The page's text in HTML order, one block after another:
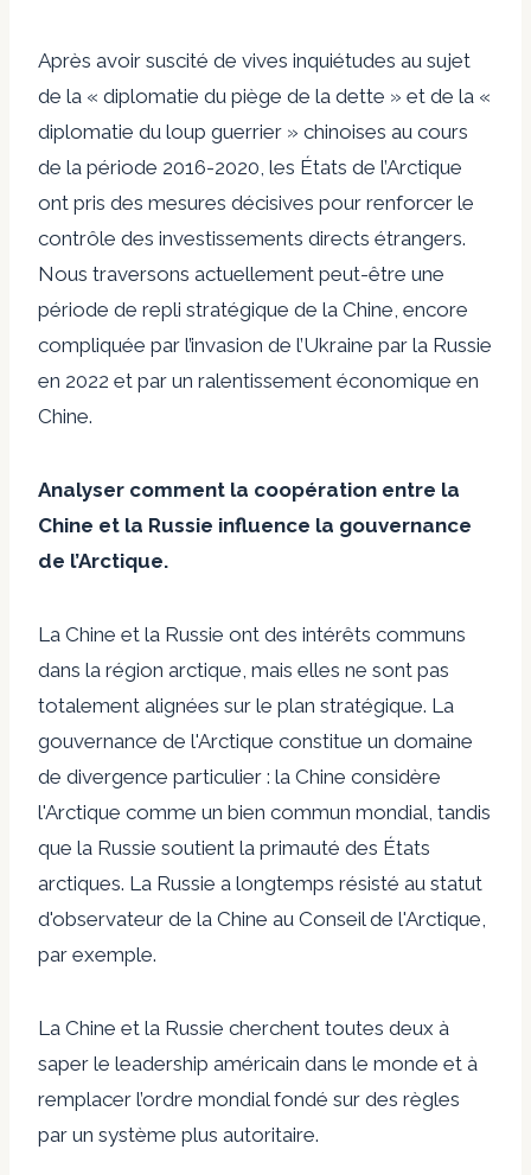
Après avoir suscité de vives inquiétudes au sujet
de la « diplomatie du piège de la dette » et de la «
diplomatie du loup guerrier » chinoises au cours
de la période 2016-2020, les États de l’Arctique
ont pris des mesures décisives pour renforcer le
contrôle des investissements directs étrangers.
Nous traversons actuellement peut-être une
période de repli stratégique de la Chine, encore
compliquée par l’invasion de l’Ukraine par la Russie
en 2022 et par un ralentissement économique en
Chine.
Analyser comment la coopération entre la
Chine et la Russie influence la gouvernance
de l’Arctique.
La Chine et la Russie ont des intérêts communs
dans la région arctique, mais elles ne sont pas
totalement alignées sur le plan stratégique. La
gouvernance de l'Arctique constitue un domaine
de divergence particulier : la Chine considère
l'Arctique comme un bien commun mondial, tandis
que la Russie soutient la primauté des États
arctiques. La Russie a longtemps résisté au statut
d'observateur de la Chine au Conseil de l'Arctique,
par exemple.
La Chine et la Russie cherchent toutes deux à
saper le leadership américain dans le monde et à
remplacer l’ordre mondial fondé sur des règles
par un système plus autoritaire.